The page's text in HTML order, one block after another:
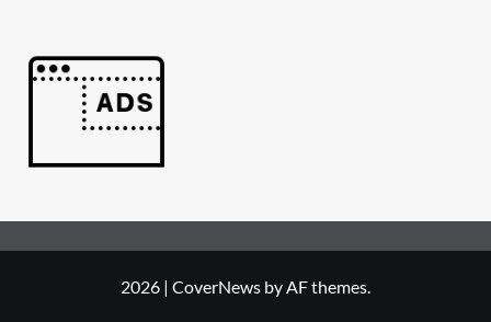
2026 | CoverNews by AF themes.